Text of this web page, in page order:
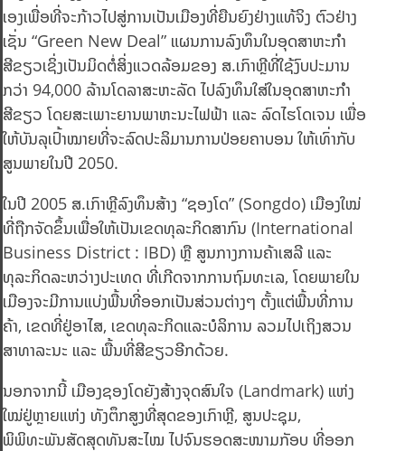
ເອງເພື່ອທີ່ຈະກ້າວໄປສູ່ການເປັນເມືອງທີ່ຍືນຍົງຢ່າງແທ້ຈິງ ຕົວຢ່າງ
ເຊັ່ນ “Green New Deal” ແຜນການລົງທຶນໃນອຸດສາຫະກຳ
ສີຂຽວເຊິ່ງເປັນມິດຕໍ່ສິ່ງແວດລ້ອມຂອງ ສ.ເກົາຫຼີທີ່ໃຊ້ງົບປະມານ
ກວ່າ 94,000 ລ້ານໂດລາສະຫະລັດ ໄປລົງທຶນໃສ່ໃນອຸດສາຫະກຳ
ສີຂຽວ ໂດຍສະເພາະຍານພາຫະນະໄຟຟ້າ ແລະ ລົດໄຮໂດເຈນ ເພື່ອ
ໃຫ້ບັນລຸເປົ້າໝາຍທີ່ຈະລົດປະລິມານການປ່ອຍຄາບອນ ໃຫ້ເທົ່າກັບ
ສູນພາຍໃນປີ 2050.
ໃນປີ 2005 ສ.ເກົາຫຼີລົງທຶນສ້າງ “ຊອງໂດ” (Songdo) ເມືອງໃໝ່
ທີ່ຖືກຈັດຂຶ້ນເພື່ອໃຫ້ເປັນເຂດທຸລະກິດສາກົນ (International
Business District : IBD) ຫຼື ສູນກາງການຄ້າເສລີ ແລະ
ທຸລະກິດລະຫວ່າງປະເທດ ທີ່ເກີດຈາກການຖົມທະເລ, ໂດຍພາຍໃນ
ເມືອງຈະມີການແບ່ງພື້ນທີ່ອອກເປັນສ່ວນຕ່າງໆ ຕັ້ງແຕ່ພື້ນທີ່ການ
ຄ້າ, ເຂດທີ່ຢູ່ອາໄສ, ເຂດທຸລະກິດແລະບໍລິການ ລວມໄປເຖິງສວນ
ສາທາລະນະ ແລະ ພື້ນທີ່ສີຂຽວອີກດ້ວຍ.
ນອກຈາກນີ້ ເມືອງຊອງໂດຍັງສ້າງຈຸດສົນໃຈ (Landmark) ແຫ່ງ
ໃໝ່ຢູ່ຫຼາຍແຫ່ງ ທັງຕຶກສູງທີ່ສຸດຂອງເກົາຫຼີ, ສູນປະຊຸມ,
ພິພິທະພັນສັດສຸດທັນສະໄໝ ໄປຈົນຮອດສະໜາມກັອບ ທີ່ອອກ